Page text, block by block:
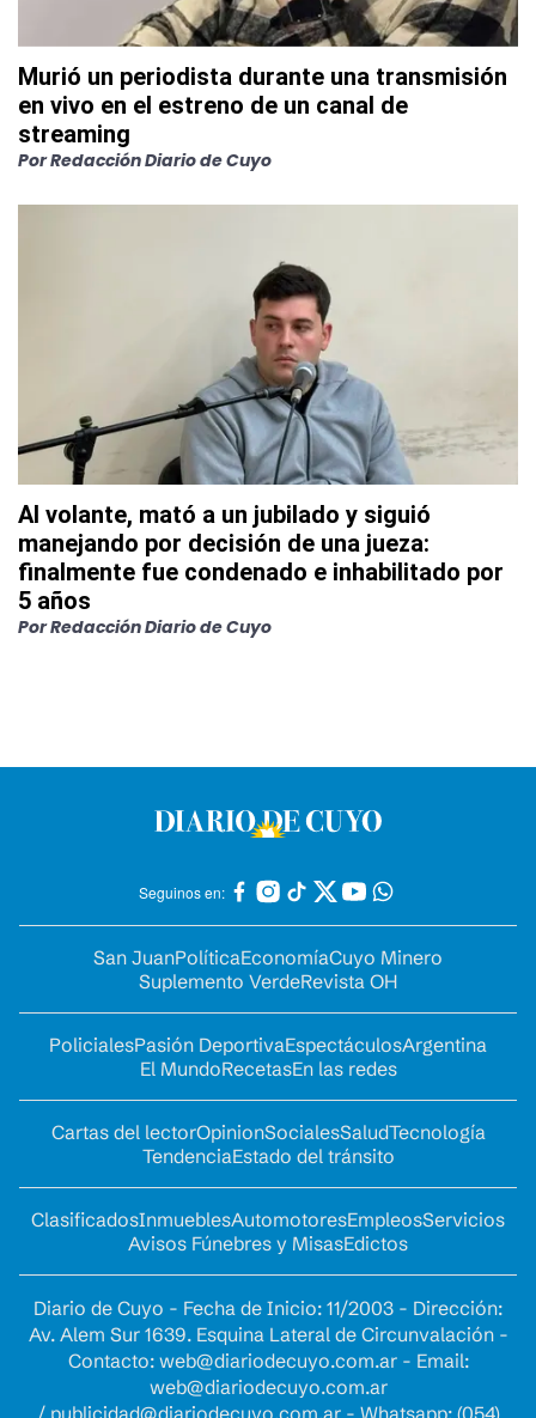
Murió un periodista durante una transmisión
en vivo en el estreno de un canal de
streaming
PorRedacción Diario de Cuyo
Al volante, mató a un jubilado y siguió
manejando por decisión de una jueza:
finalmente fue condenado e inhabilitado por
5 años
PorRedacción Diario de Cuyo
Seguinos en:
San JuanPolíticaEconomíaCuyo Minero
Suplemento VerdeRevista OH
PolicialesPasión DeportivaEspectáculosArgentina
El MundoRecetasEn las redes
Cartas del lectorOpinionSocialesSaludTecnología
TendenciaEstado del tránsito
ClasificadosInmueblesAutomotoresEmpleosServicios
Avisos Fúnebres y MisasEdictos
Diario de Cuyo - Fecha de Inicio: 11/2003 - Dirección:
Av. Alem Sur 1639. Esquina Lateral de Circunvalación -
Contacto: web@diariodecuyo.com.ar- Email:
web@diariodecuyo.com.ar